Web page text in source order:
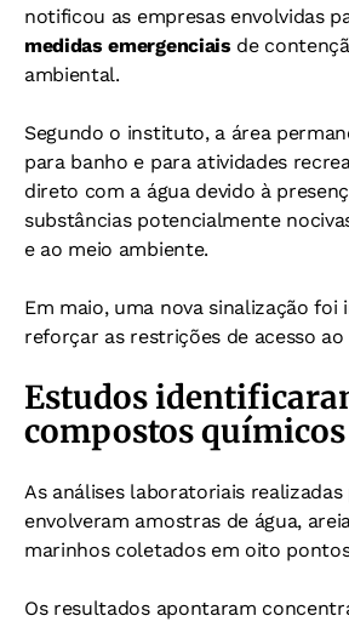
notificou as empresas envolvidas
medidas emergenciais de
ambiental.
Segundo o instituto, a área
para banho e para atividades
direto com a água devido à
substâncias potencialmente
e ao meio ambiente.
Em maio, uma nova sinalização foi
reforçar as restrições de acesso ao
Estudos
compostos químicos
As análises laboratoriais
envolveram amostras de água,
marinhos coletados em oito
Os resultados apontaram